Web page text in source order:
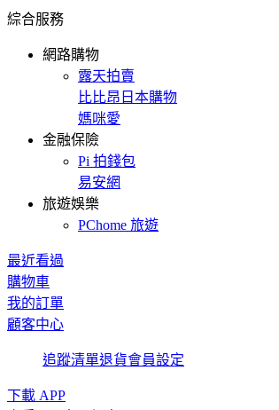
綜合服務
網路購物
露天拍賣
比比昂日本購物
媽咪愛
金融保險
Pi 拍錢包
易安網
旅遊娛樂
PChome 旅遊
最近看過
購物車
我的訂單
顧客中心
追蹤清單退貨會員設定
下載 APP